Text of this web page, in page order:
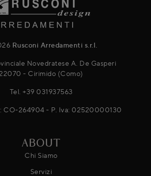
Rusconi Arredamenti s.r.l.
Novedratese A. De Gasperi
22070 - Cirimido (Como)
Tel. +39 031937563
CO-264904 - P. Iva: 02520000130
ABOUT
Chi Siamo
Servizi